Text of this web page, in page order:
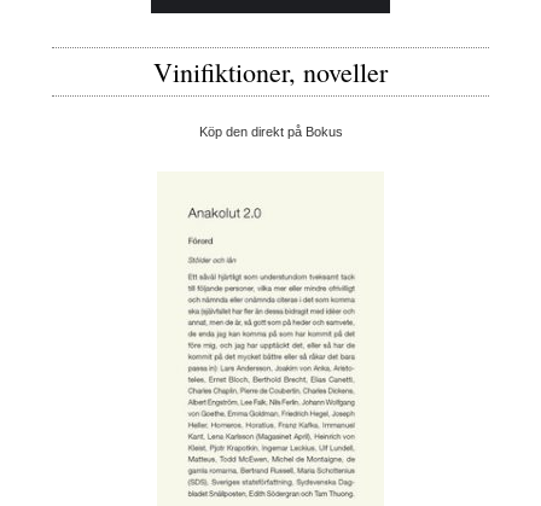
Vinifiktioner, noveller
Köp den direkt på Bokus